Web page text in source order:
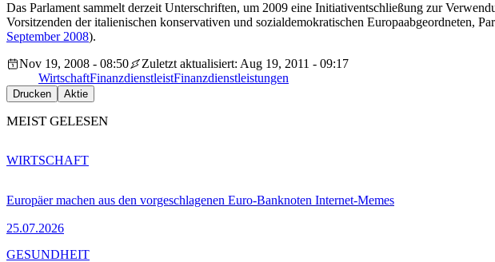
Das Parlament sammelt derzeit Unterschriften, um 2009 eine Initiativentschließung zur
Vorsitzenden der italienischen konservativen und sozialdemokratischen Europaabgeordneten,
September 2008).
Nov 19, 2008 - 08:50
Zuletzt aktualisiert: Aug 19, 2011 - 09:17
WirtschaftFinanzdienstleistFinanzdienstleistungen
Drucken Aktie
MEIST GELESEN
Europäer machen aus den vorgeschlagenen Euro-Banknoten Internet-Memes
25.07.2026
WIRTSCHAFT
GESUNDHEIT